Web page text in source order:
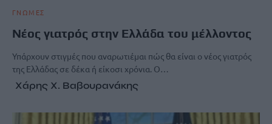
ΓΝΩΜΕΣ
Νέος γιατρός στην Ελλάδα του μέλλοντος
Υπάρχουν στιγμές που αναρωτιέμαι πώς θα είναι ο νέος γιατρός
της Ελλάδας σε δέκα ή είκοσι χρόνια. Ο…
Χάρης Χ. Βαβουρανάκης